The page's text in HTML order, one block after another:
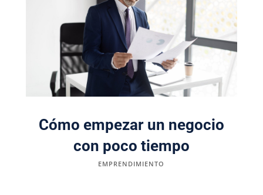
Cómo empezar un negocio
con poco tiempo
EMPRENDIMIENTO